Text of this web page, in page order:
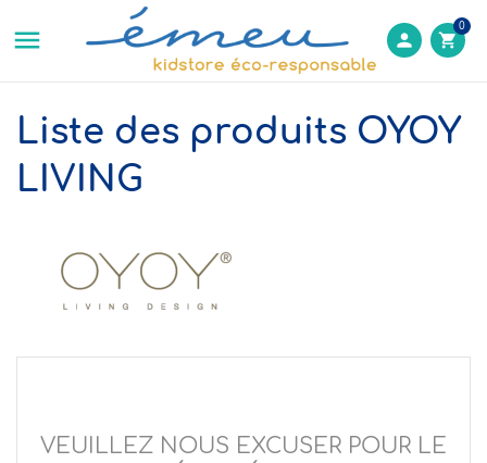
 person shopping_cart
0
Liste des produits OYOY
LIVING
VEUILLEZ NOUS EXCUSER POUR LE